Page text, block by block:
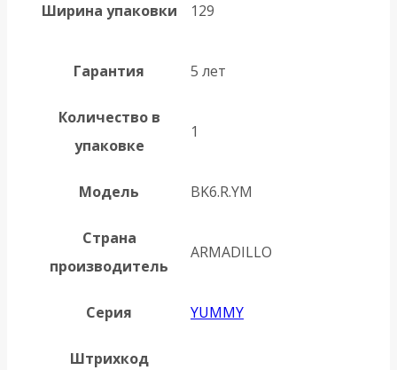
Ширина упаковки 129
Гарантия 5 лет
Количество в
упаковке
1
Модель BK6.R.YM
Страна
производитель
ARMADILLO
Серия YUMMY
Штрихкод